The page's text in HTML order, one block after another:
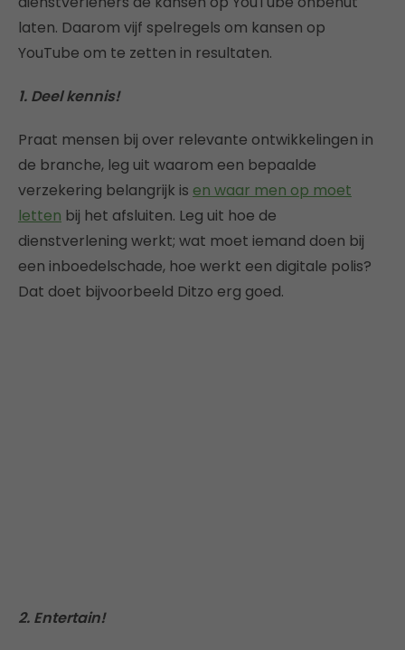
laten. Daarom vijf spelregels om kansen op
YouTube om te zetten in resultaten.
1. Deel kennis!
Praat mensen bij over relevante ontwikkelingen in
de branche, leg uit waarom een bepaalde
verzekering belangrijk is en waar men op moet
letten bij het afsluiten. Leg uit hoe de
dienstverlening werkt; wat moet iemand doen bij
een inboedelschade, hoe werkt een digitale polis?
Dat doet bijvoorbeeld Ditzo erg goed.
2. Entertain!